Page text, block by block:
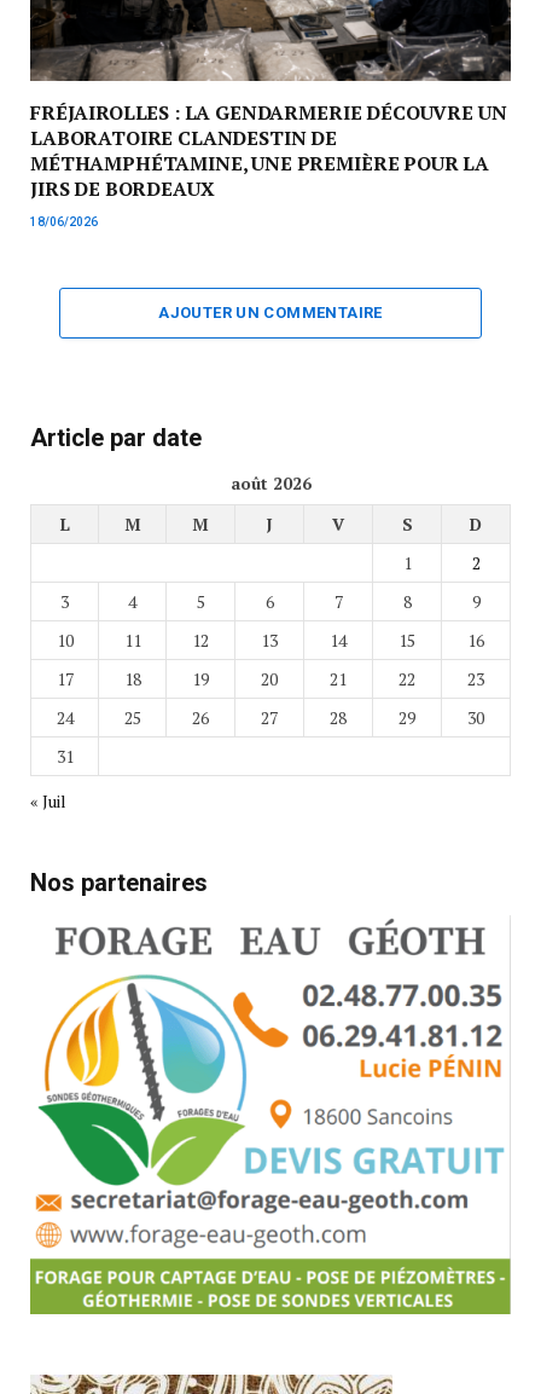
FRÉJAIROLLES : LA GENDARMERIE DÉCOUVRE UN
LABORATOIRE CLANDESTIN DE
MÉTHAMPHÉTAMINE, UNE PREMIÈRE POUR LA
JIRS DE BORDEAUX
18/06/2026
AJOUTER UN COMMENTAIRE
Article par date
août 2026
L
M M J V S
D
1
2
3
4 5 6 7 8
9
10
11 12 13 14 15
16
17
18 19 20 21 22
23
24
25 26 27 28 29
30
31
« Juil
Nos partenaires